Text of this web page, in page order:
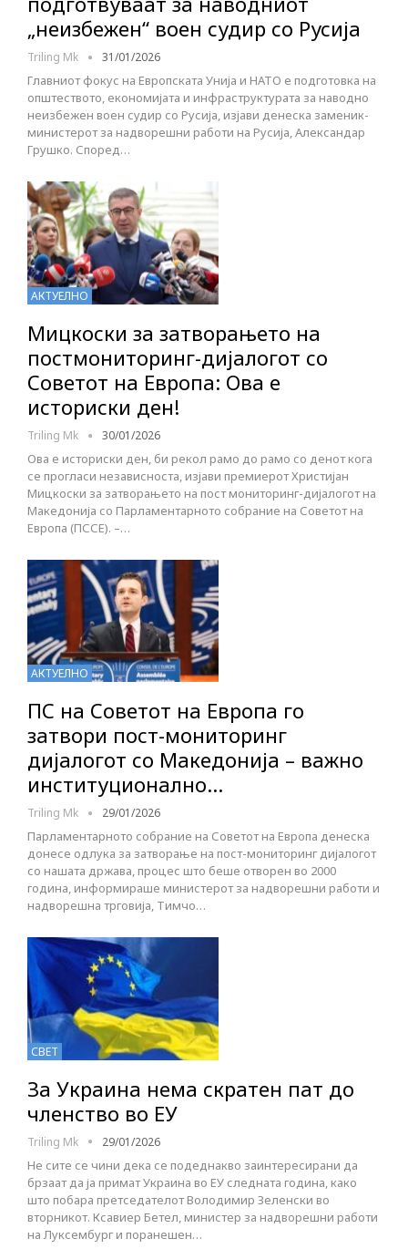
„неизбежен“ воен судир со Русија
Triling Mk 31/01/2026
Главниот фокус на Европската Унија и НАТО е подготовка на
општеството, економијата и инфраструктурата за наводно
неизбежен воен судир со Русија, изјави денеска заменик-
министерот за надворешни работи на Русија, Александар
Грушко. Според…
АКТУЕЛНО
Мицкоски за затворањето на
постмониторинг-дијалогот со
Советот на Европа: Ова е
историски ден!
Triling Mk 30/01/2026
Ова е историски ден, би рекол рамо до рамо со денот кога
се прогласи независноста, изјави премиерот Христијан
Мицкоски за затворањето на пост мониторинг-дијалогот на
Македонија со Парламентарното собрание на Советот на
Европа (ПССЕ). –…
АКТУЕЛНО
ПС на Советот на Европа го
затвори пост-мониторинг
дијалогот со Македонија – важно
институционално…
Triling Mk 29/01/2026
Парламентарното собрание на Советот на Европа денеска
донесе одлука за затворање на пост-мониторинг дијалогот
со нашата држава, процес што беше отворен во 2000
година, информираше министерот за надворешни работи и
надворешна трговија, Тимчо…
СВЕТ
За Украина нема скратен пат до
членство во ЕУ
Triling Mk 29/01/2026
Не сите се чини дека се подеднакво заинтересирани да
брзаат да ја примат Украина во ЕУ следната година, како
што побара претседателот Володимир Зеленски во
вторникот. Ксавиер Бетел, министер за надворешни работи
на Луксембург и поранешен…